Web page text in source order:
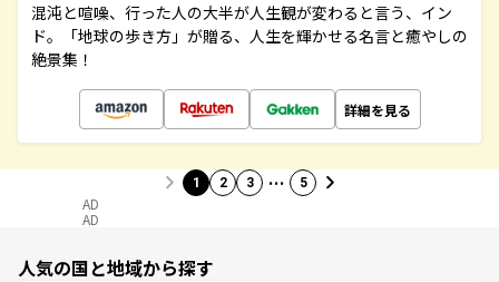
混沌と喧噪、行った人の大半が人生観が変わると言う、イン
ド。「地球の歩き方」が贈る、人生を輝かせる名言と癒やしの
絶景集！
詳細を見る
1 2 3 … 5
AD
AD
人気の国と地域から探す